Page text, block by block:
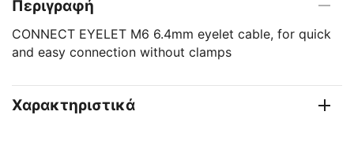
Περιγραφή
CONNECT EYELET M6 6.4mm eyelet cable, for quick
and easy connection without clamps
Χαρακτηριστικά